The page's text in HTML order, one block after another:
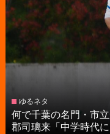
ゆるネタ
何で千葉の名門・市
郡司璃来「中学時代